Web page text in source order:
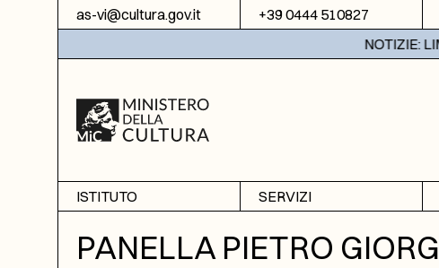
Vai al contenuto
as-vi@cultura.gov.it +39 0444 510827
NOTIZIE:
ISTITUTO
Informazioni
SERVIZI
Ricerche
PANELLA PIETRO